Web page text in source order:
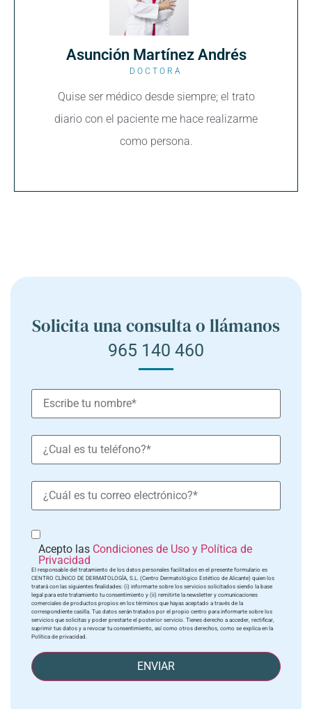
Asunción Martínez Andrés
DOCTORA
Quise ser médico desde siempre; el trato
diario con el paciente me hace realizarme
como persona.
Solicita una consulta o llámanos
965 140 460
Acepto las Condiciones de Uso y Política de
Privacidad
El responsable del tratamiento de los datos personales facilitados en el presente formulario es
CENTRO CLÍNICO DE DERMATOLOGÍA, S.L. (Centro Dermatológico Estético de Alicante) quien los
tratará con las siguientes finalidades: (i) informarte sobre los servicios solicitados siendo la base
legal para este tratamiento tu consentimiento y (ii) remitirte la newsletter y comunicaciones
comerciales de productos propios en los términos que hayas aceptado a través de la
correspondiente casilla. Tus datos serán tratados por el propio centro para informarte sobre los
servicios que solicitas y poder prestarte el posterior servicio. Tienes derecho a acceder, rectificar,
suprimir tus datos y a revocar tu consentimiento, así como otros derechos, como se explica en la
Política de privacidad.
ENVIAR